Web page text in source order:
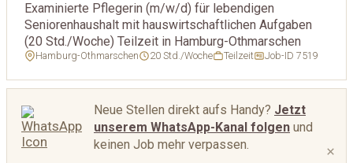
Examinierte Pflegerin (m/w/d) für lebendigen
Seniorenhaushalt mit hauswirtschaftlichen Aufgaben
(20 Std./Woche) Teilzeit in Hamburg-Othmarschen
Hamburg-Othmarschen 20 Std./Woche Teilzeit Job-ID 7519
Neue Stellen direkt aufs Handy? Jetzt
unserem WhatsApp-Kanal folgen und
keinen Job mehr verpassen.
×